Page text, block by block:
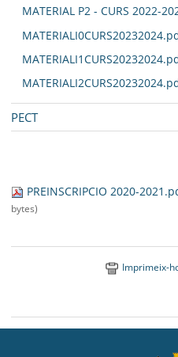
MATERIAL P2 - CURS 2022-
PECT
PREINSCRIPCIO 2020-
bytes)
Imprimeix-